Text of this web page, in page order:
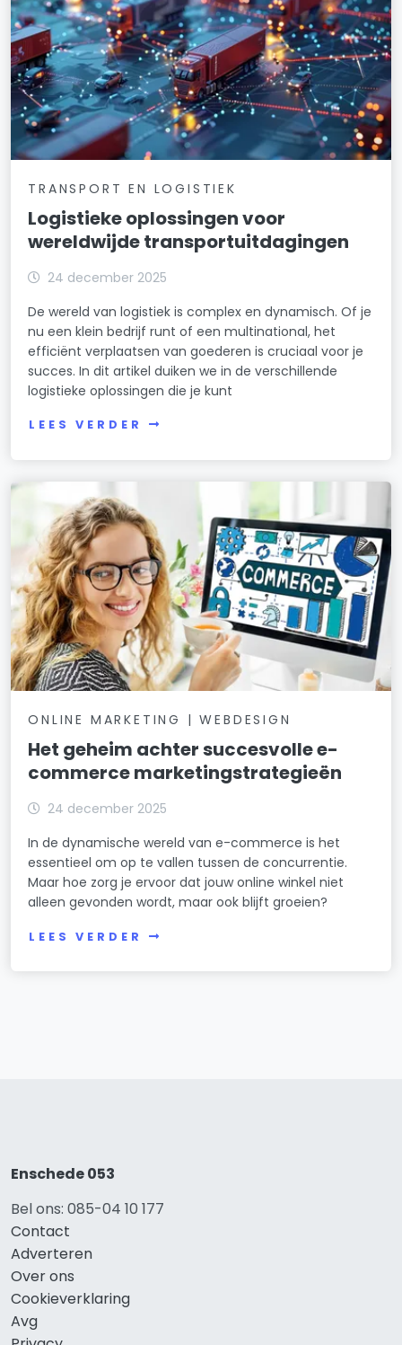
TRANSPORT EN LOGISTIEK
Logistieke oplossingen voor
wereldwijde transportuitdagingen
24 december 2025
De wereld van logistiek is complex en dynamisch. Of je
nu een klein bedrijf runt of een multinational, het
efficiënt verplaatsen van goederen is cruciaal voor je
succes. In dit artikel duiken we in de verschillende
logistieke oplossingen die je kunt
LEES VERDER
ONLINE MARKETING | WEBDESIGN
Het geheim achter succesvolle e-
commerce marketingstrategieën
24 december 2025
In de dynamische wereld van e-commerce is het
essentieel om op te vallen tussen de concurrentie.
Maar hoe zorg je ervoor dat jouw online winkel niet
alleen gevonden wordt, maar ook blijft groeien?
LEES VERDER
Enschede 053
Bel ons: 085-04 10 177
Contact
Adverteren
Over ons
Cookieverklaring
Avg